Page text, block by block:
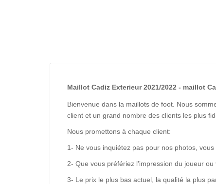
Maillot Cadiz Exterieur 2021/2022 - maillot
Bienvenue dans la maillots de foot. Nous
client et un grand nombre des clients les plus
Nous promettons à chaque client:
1- Ne vous inquiétez pas pour nos photos,
2- Que vous préfériez l'impression du joueur
3- Le prix le plus bas actuel, la qualité la plus